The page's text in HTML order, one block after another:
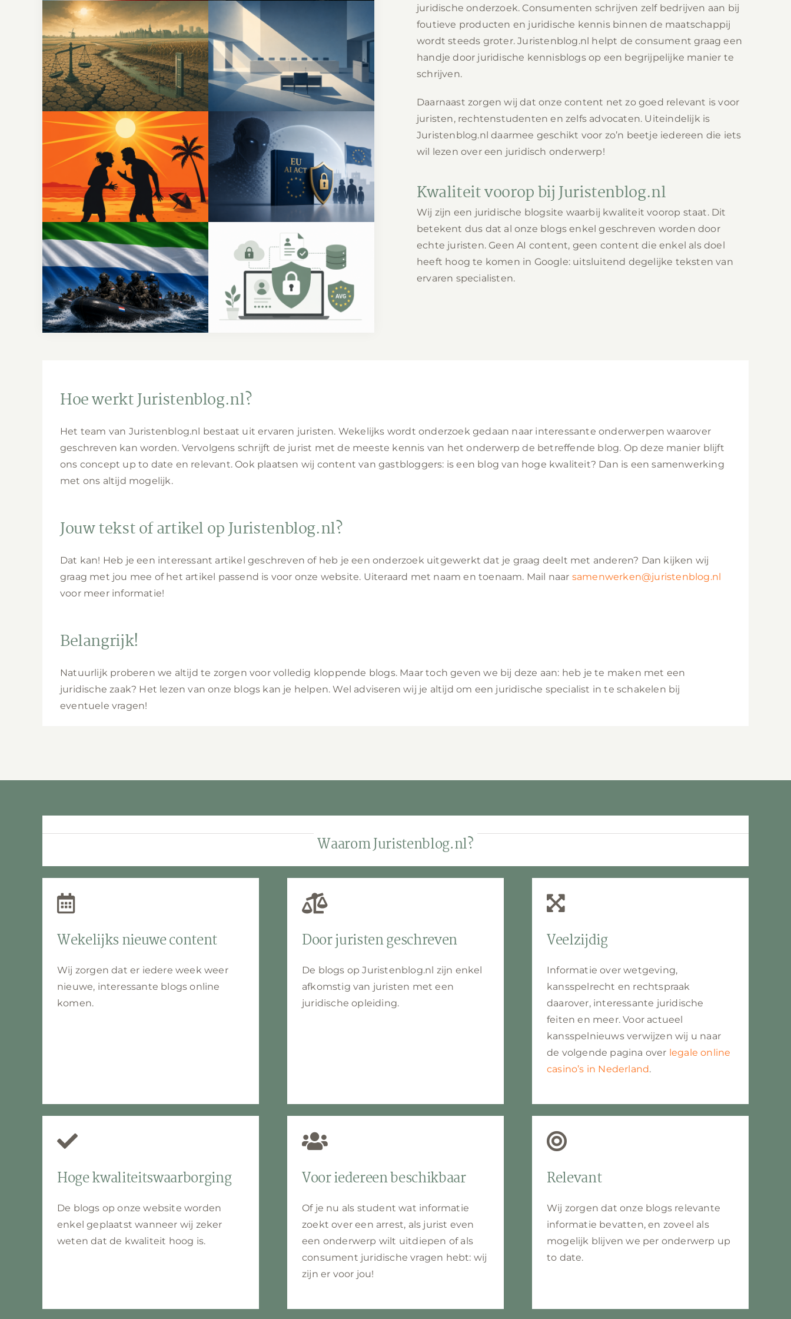
Watertekort Nederland:
oorzaken, wetgeving en
maatregelen
Corona-enquête tijdlijn:
aanleiding, verhoren en
bevindingen
Geweld bij hitte: wat zegt
onderzoek en het
strafrecht?
EU AI Act: wat elke
Nederlandse organisatie
moet weten
Bolle Jos arrestatie
afgeblazen: wat mag
Nederland juridisch doen?
Waarom AVG-handhaving
in 2025 steeds vaker draait
om technisch bewijs
juridische onderzoek. Consumenten schrijven zelf bedrijven aan bij
foutieve producten en juridische kennis binnen de maatschappij
wordt steeds groter. Juristenblog.nl helpt de consument graag een
handje door juridische kennisblogs op een begrijpelijke manier te
schrijven.
Daarnaast zorgen wij dat onze content net zo goed relevant is voor
juristen, rechtenstudenten en zelfs advocaten. Uiteindelijk is
Juristenblog.nl daarmee geschikt voor zo’n beetje iedereen die iets
wil lezen over een juridisch onderwerp!
Kwaliteit voorop bij Juristenblog.nl
Wij zijn een juridische blogsite waarbij kwaliteit voorop staat. Dit
betekent dus dat al onze blogs enkel geschreven worden door
echte juristen. Geen AI content, geen content die enkel als doel
heeft hoog te komen in Google: uitsluitend degelijke teksten van
ervaren specialisten.
Hoe werkt Juristenblog.nl?
Het team van Juristenblog.nl bestaat uit ervaren juristen. Wekelijks wordt onderzoek gedaan naar interessante onderwerpen waarover
geschreven kan worden. Vervolgens schrijft de jurist met de meeste kennis van het onderwerp de betreffende blog. Op deze manier blijft
ons concept up to date en relevant. Ook plaatsen wij content van gastbloggers: is een blog van hoge kwaliteit? Dan is een samenwerking
met ons altijd mogelijk.
Jouw tekst of artikel op Juristenblog.nl?
Dat kan! Heb je een interessant artikel geschreven of heb je een onderzoek uitgewerkt dat je graag deelt met anderen? Dan kijken wij
graag met jou mee of het artikel passend is voor onze website. Uiteraard met naam en toenaam. Mail naar samenwerken@juristenblog.nl
voor meer informatie!
Belangrijk!
Natuurlijk proberen we altijd te zorgen voor volledig kloppende blogs. Maar toch geven we bij deze aan: heb je te maken met een
juridische zaak? Het lezen van onze blogs kan je helpen. Wel adviseren wij je altijd om een juridische specialist in te schakelen bij
eventuele vragen!
Waarom Juristenblog.nl?
Wekelijks nieuwe content
Wij zorgen dat er iedere week weer
nieuwe, interessante blogs online
komen.
Door juristen geschreven
De blogs op Juristenblog.nl zijn enkel
afkomstig van juristen met een
juridische opleiding.
Veelzijdig
Informatie over wetgeving,
kansspelrecht en rechtspraak
daarover, interessante juridische
feiten en meer. Voor actueel
kansspelnieuws verwijzen wij u naar
de volgende pagina over legale online
casino’s in Nederland.
Hoge kwaliteitswaarborging
De blogs op onze website worden
enkel geplaatst wanneer wij zeker
weten dat de kwaliteit hoog is.
Voor iedereen beschikbaar
Of je nu als student wat informatie
zoekt over een arrest, als jurist even
een onderwerp wilt uitdiepen of als
consument juridische vragen hebt: wij
zijn er voor jou!
Relevant
Wij zorgen dat onze blogs relevante
informatie bevatten, en zoveel als
mogelijk blijven we per onderwerp up
to date.